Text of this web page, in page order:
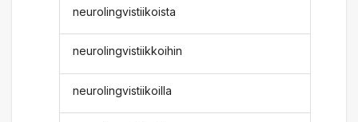
neurolingvistiikoista
neurolingvistiikkoihin
neurolingvistiikoilla